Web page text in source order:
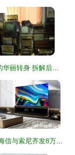
废旧电视的华丽转身 拆解后的多元用途与环保价值
合力冲高 海信与索尼齐发8万元级8K电视，开启超高清时代新篇章